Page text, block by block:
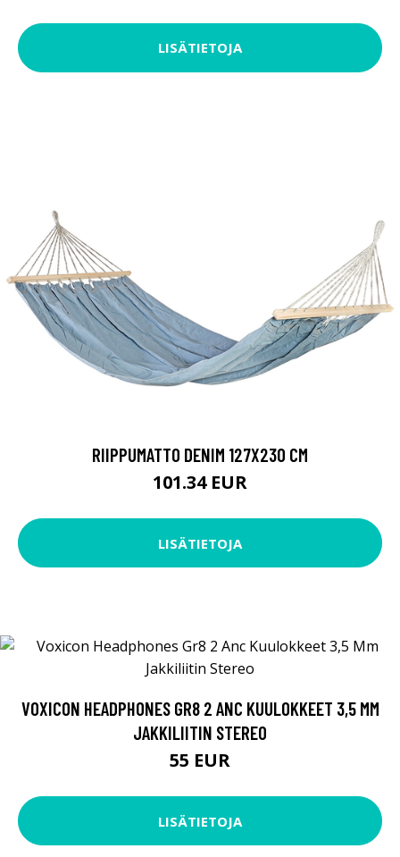
LISÄTIETOJA
RIIPPUMATTO DENIM 127X230 CM
101.34 EUR
LISÄTIETOJA
VOXICON HEADPHONES GR8 2 ANC KUULOKKEET 3,5 MM
JAKKILIITIN STEREO
55 EUR
LISÄTIETOJA